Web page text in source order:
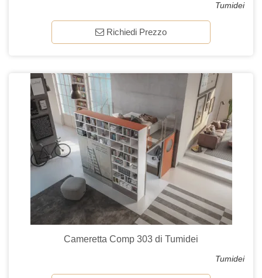
Tumidei
Richiedi Prezzo
Cameretta Comp 303 di Tumidei
Tumidei